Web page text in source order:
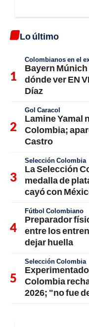
Lo último
Colombianos en el
Bayern
dónde ver EN
Díaz
Gol Caracol
Lamine Yamal
Colombia;
Castro
Selección Colombia
La Selección
medalla de
cayó con
Fútbol Colombiano
Preparador
entre los
dejar huella
Selección Colombia
Colombia
2026; "no fue